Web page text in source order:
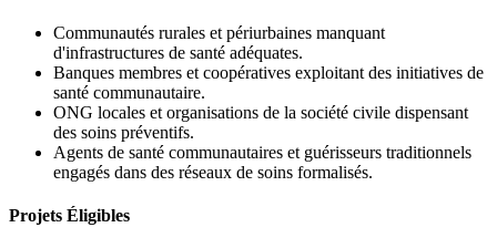
Communautés rurales et périurbaines manquant
d'infrastructures de santé adéquates.
Banques membres et coopératives exploitant des initiatives de
santé communautaire.
ONG locales et organisations de la société civile dispensant
des soins préventifs.
Agents de santé communautaires et guérisseurs traditionnels
engagés dans des réseaux de soins formalisés.
Projets Éligibles